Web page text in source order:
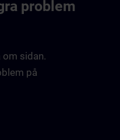
problem
om sidan.
på